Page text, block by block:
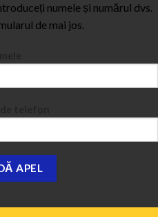
numele și numărul dvs.
de mai jos.